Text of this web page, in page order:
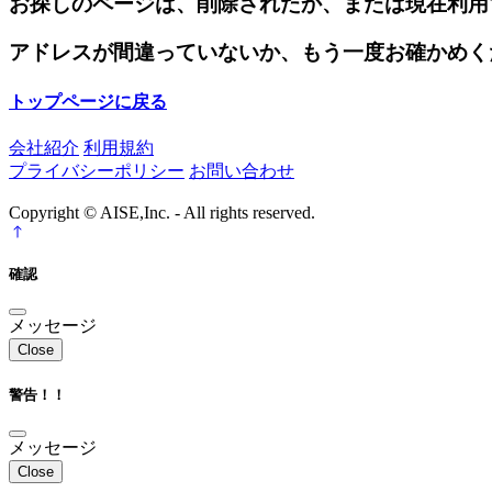
アドレスが間違っていないか、もう一度お確かめ
トップページに戻る
会社紹介 利用規約
プライバシーポリシー お問い合わせ
Copyright © AISE,Inc. - All rights reserved.
確認
メッセージ
Close
警告！！
メッセージ
Close